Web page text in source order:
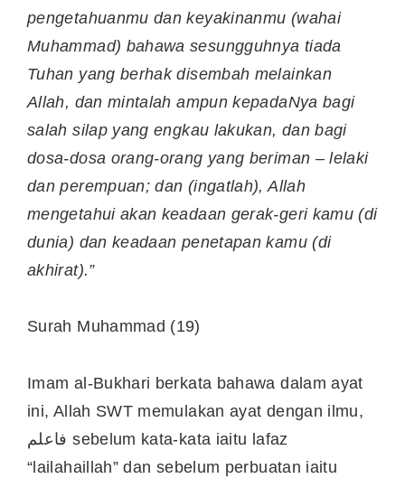
pengetahuanmu dan keyakinanmu (wahai
Muhammad) bahawa sesungguhnya tiada
Tuhan yang berhak disembah melainkan
Allah, dan mintalah ampun kepadaNya bagi
salah silap yang engkau lakukan, dan bagi
dosa-dosa orang-orang yang beriman – lelaki
dan perempuan; dan (ingatlah), Allah
mengetahui akan keadaan gerak-geri kamu (di
dunia) dan keadaan penetapan kamu (di
akhirat).”
Surah Muhammad (19)
Imam al-Bukhari berkata bahawa dalam ayat
ini, Allah SWT memulakan ayat dengan ilmu,
فاعلم sebelum kata-kata iaitu lafaz
“lailahaillah” dan sebelum perbuatan iaitu